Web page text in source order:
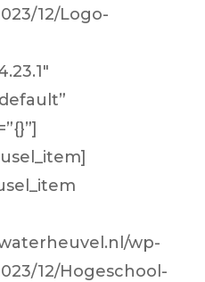
12/Logo-
wp-
12/Hogeschool-